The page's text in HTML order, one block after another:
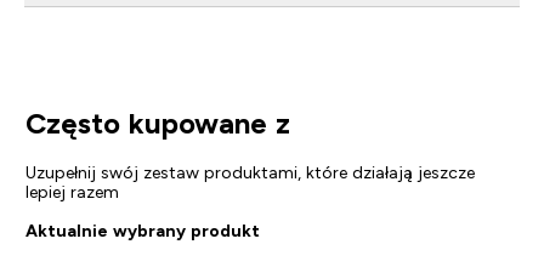
Często kupowane z
Uzupełnij swój zestaw produktami, które działają jeszcze
lepiej razem
Aktualnie wybrany produkt